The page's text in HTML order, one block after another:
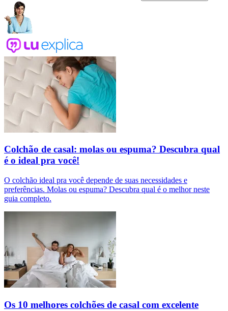
Colchão de casal: molas ou espuma? Descubra qual
é o ideal pra você!
O colchão ideal pra você depende de suas necessidades e
preferências. Molas ou espuma? Descubra qual é o melhor neste
guia completo.
Os 10 melhores colchões de casal com excelente